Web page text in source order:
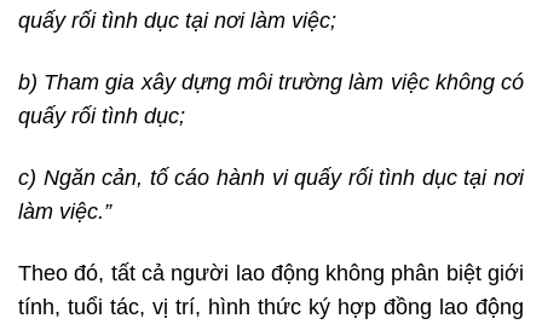
quấy rối tình dục tại nơi làm việc;
b) Tham gia xây dựng môi trường làm việc không có
quấy rối tình dục;
c) Ngăn cản, tố cáo hành vi quấy rối tình dục tại nơi
làm việc.”
Theo đó, tất cả người lao động không phân biệt giới
tính, tuổi tác, vị trí, hình thức ký hợp đồng lao động